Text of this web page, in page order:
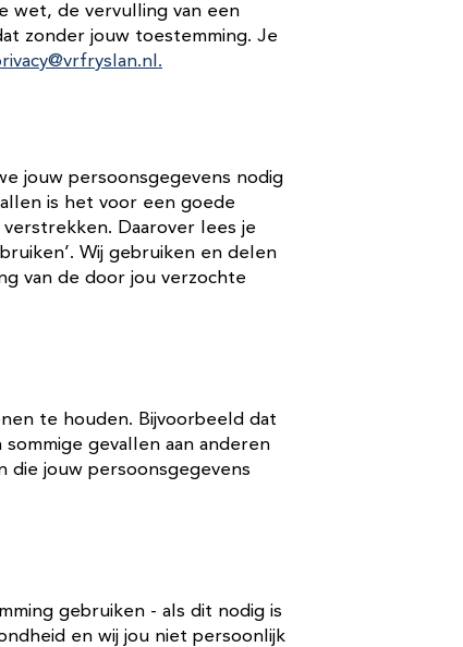
wet, de vervulling van een
zonder jouw toestemming. Je
.
jouw persoonsgegevens nodig
is het voor een goede
Daarover lees je
Wij gebruiken en delen
van de door jou verzochte
te houden. Bijvoorbeeld dat
gevallen aan anderen
die jouw persoonsgegevens
gebruiken - als dit nodig is
en wij jou niet persoonlijk